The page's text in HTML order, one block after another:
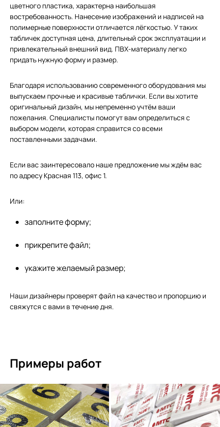
цветного пластика, характерна наибольшая
востребованность. Нанесение изображений и надписей на
полимерные поверхности отличается лёгкостью. У таких
табличек доступная цена, длительный срок эксплуатации и
привлекательный внешний вид. ПВХ-материалу легко
придать нужную форму и размер.
Благодаря использованию современного оборудования мы
выпускаем прочные и красивые таблички. Если вы хотите
оригинальный дизайн, мы непременно учтём ваши
пожелания. Специалисты помогут вам определиться с
выбором модели, которая справится со всеми
поставленными задачами.
Если вас заинтересовало наше предложение мы ждём вас
по адресу Красная 113, офис 1.
Или:
заполните форму;
прикрепите файл;
укажите желаемый размер;
Наши дизайнеры проверят файл на качество и пропорцию и
свяжутся с вами в течение дня.
Примеры работ